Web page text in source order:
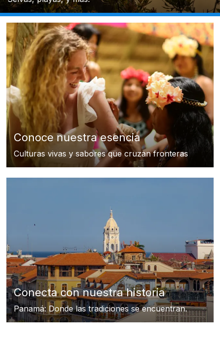
Conoce nuestra esencia
Culturas vivas y sabores que cruzan fronteras
Conecta con nuestra historia
Panamá: Donde las tradiciones se encuentran.